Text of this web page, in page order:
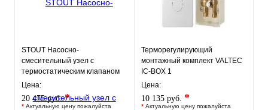
STOUT Насосно-
смесительный узел с
термостатическим клапаном
30-60°C, без насоса
Цена:
20 475 руб.*
* Актуальную цену пожалуйста
Терморегулирующий
монтажный комплект VALTEC
IC-BOX 1
Цена:
10 135 руб. *
* Актуальную цену пожалуйста